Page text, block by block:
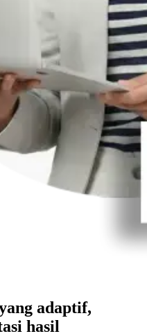
adaptif,
hasil